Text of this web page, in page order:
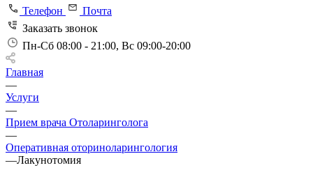
Телефон
Почта
Заказать звонок
Пн-Сб 08:00 - 21:00, Вс 09:00-20:00
Главная
—
Услуги
—
Прием врача Отоларинголога
—
Оперативная оториноларингология
—Лакунотомия